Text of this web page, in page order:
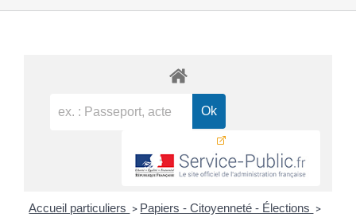
Accueil particuliers > Papiers - Citoyenneté - Élections >